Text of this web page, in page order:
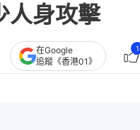
身攻擊
在Google
追蹤《香港01》
1